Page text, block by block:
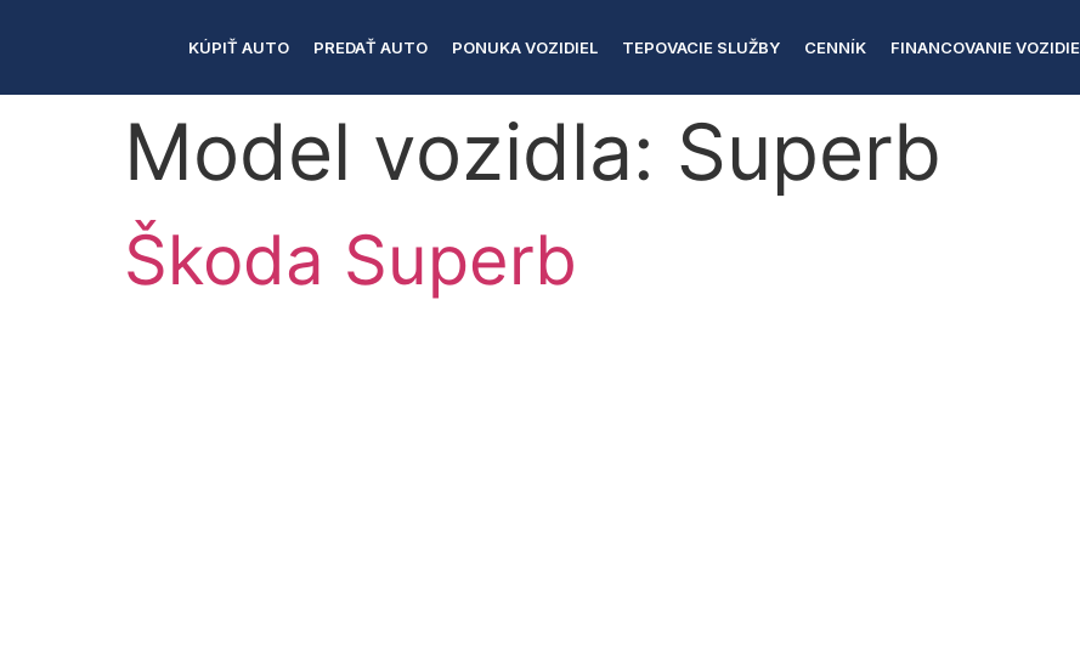
KÚPIŤ AUTO PREDAŤ AUTO PONUKA VOZIDIEL TEPOVACIE SLUŽBY CENNÍK FINANCOVANIE
Model vozidla: Superb
Škoda Superb